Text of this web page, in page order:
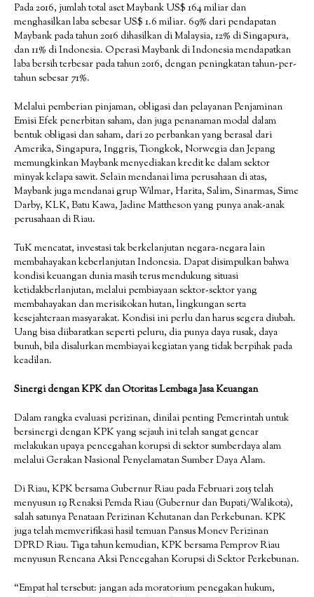
Pada 2016, jumlah total aset Maybank US$ 164 miliar dan
menghasilkan laba sebesar US$ 1.6 miliar. 69% dari pendapatan
Maybank pada tahun 2016 dihasilkan di Malaysia, 12% di Singapura,
dan 11% di Indonesia. Operasi Maybank di Indonesia mendapatkan
laba bersih terbesar pada tahun 2016, dengan peningkatan tahun-per-
tahun sebesar 71%.
Melalui pemberian pinjaman, obligasi dan pelayanan Penjaminan
Emisi Efek penerbitan saham, dan juga penanaman modal dalam
bentuk obligasi dan saham, dari 20 perbankan yang berasal dari
Amerika, Singapura, Inggris, Tiongkok, Norwegia dan Jepang
memungkinkan Maybank menyediakan kredit ke dalam sektor
minyak kelapa sawit. Selain mendanai lima perusahaan di atas,
Maybank juga mendanai grup Wilmar, Harita, Salim, Sinarmas, Sime
Darby, KLK, Batu Kawa, Jadine Mattheson yang punya anak-anak
perusahaan di Riau.
TuK mencatat, investasi tak berkelanjutan negara-negara lain
membahayakan keberlanjutan Indonesia. Dapat disimpulkan bahwa
kondisi keuangan dunia masih terus mendukung situasi
ketidakberlanjutan, melalui pembiayaan sektor-sektor yang
membahayakan dan merisikokan hutan, lingkungan serta
kesejahteraan masyarakat. Kondisi ini perlu dan harus segera diubah.
Uang bisa diibaratkan seperti peluru, dia punya daya rusak, daya
bunuh, bila disalurkan membiayai kegiatan yang tidak berpihak pada
keadilan.
Sinergi dengan KPK dan Otoritas Lembaga Jasa Keuangan
Dalam rangka evaluasi perizinan, dinilai penting Pemerintah untuk
bersinergi dengan KPK yang sejauh ini telah sangat gencar
melakukan upaya pencegahan korupsi di sektor sumberdaya alam
melalui Gerakan Nasional Penyelamatan Sumber Daya Alam.
Di Riau, KPK bersama Gubernur Riau pada Februari 2015 telah
menyusun 19 Renaksi Pemda Riau (Gubernur dan Bupati/Walikota),
salah satunya Penataan Perizinan Kehutanan dan Perkebunan. KPK
juga telah memverifikasi hasil temuan Pansus Monev Perizinan
DPRD Riau. Tiga tahun kemudian, KPK bersama Pemprov Riau
menyusun Rencana Aksi Pencegahan Korupsi di Sektor Perkebunan.
“Empat hal tersebut: jangan ada moratorium penegakan hukum,